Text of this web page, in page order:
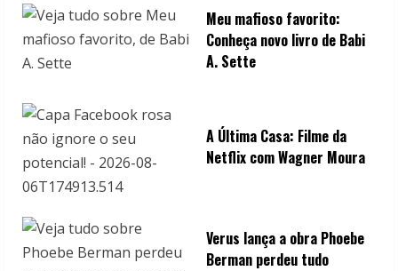
Meu mafioso favorito:
Conheça novo livro de Babi
A. Sette
A Última Casa: Filme da
Netflix com Wagner Moura
Verus lança a obra Phoebe
Berman perdeu tudo